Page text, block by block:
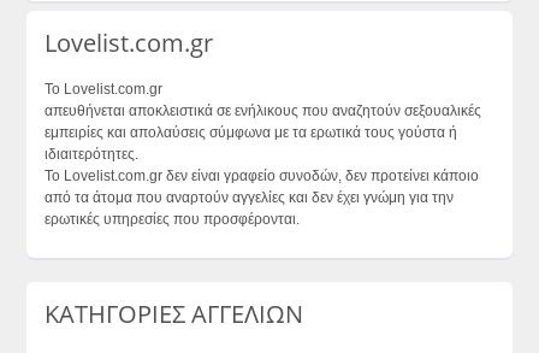
Lovelist.com.gr
Το Lovelist.com.gr
απευθήνεται αποκλειστικά σε ενήλικους που αναζητούν σεξουαλικές
εμπειρίες και απολαύσεις σύμφωνα με τα ερωτικά τους γούστα ή
ιδιαιτερότητες.
Το Lovelist.com.gr δεν είναι γραφείο συνοδών, δεν προτείνει κάποιο
από τα άτομα που αναρτούν αγγελίες και δεν έχει γνώμη για την
ερωτικές υπηρεσίες που προσφέρονται.
ΚΑΤΗΓΟΡΙΕΣ ΑΓΓΕΛΙΩΝ